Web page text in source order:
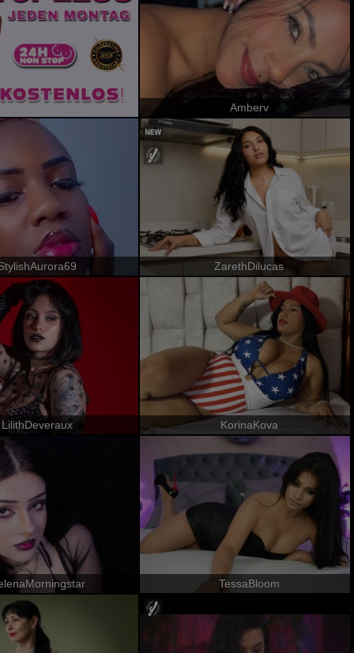
Amberv
ZarethDilucas
LilithDeveraux KorinaKova
TessaBloom